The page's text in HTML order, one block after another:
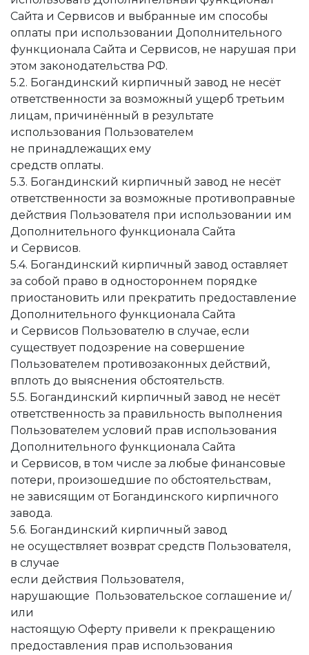
Сайта и Сервисов и выбранные им способы
оплаты при использовании Дополнительного
функционала Сайта и Сервисов, не нарушая при
этом законодательства РФ.
5.2. Богандинский кирпичный завод не несёт
ответственности за возможный ущерб третьим
лицам, причинённый в результате
использования Пользователем
не принадлежащих ему
средств оплаты.
5.3. Богандинский кирпичный завод не несёт
ответственности за возможные противоправные
действия Пользователя при использовании им
Дополнительного функционала Сайта
и Сервисов.
5.4. Богандинский кирпичный завод оставляет
за собой право в одностороннем порядке
приостановить или прекратить предоставление
Дополнительного функционала Сайта
и Сервисов Пользователю в случае, если
существует подозрение на совершение
Пользователем противозаконных действий,
вплоть до выяснения обстоятельств.
5.5. Богандинский кирпичный завод не несёт
ответственность за правильность выполнения
Пользователем условий прав использования
Дополнительного функционала Сайта
и Сервисов, в том числе за любые финансовые
потери, произошедшие по обстоятельствам,
не зависящим от Богандинского кирпичного
завода.
5.6. Богандинский кирпичный завод
не осуществляет возврат средств Пользователя,
в случае
если действия Пользователя,
нарушающие Пользовательское соглашение и/
или
настоящую Оферту привели к прекращению
предоставления прав использования